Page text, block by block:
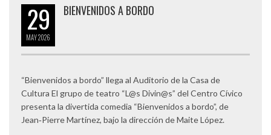
29
MAY2026
BIENVENIDOS A BORDO
“Bienvenidos a bordo” llega al Auditorio de la Casa de
Cultura El grupo de teatro “L@s Divin@s” del Centro Cívico
presenta la divertida comedia “Bienvenidos a bordo”, de
Jean‑Pierre Martínez, bajo la dirección de Maite López.